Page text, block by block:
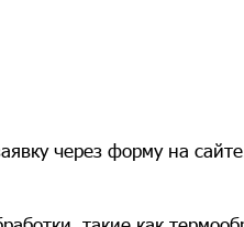
через форму на